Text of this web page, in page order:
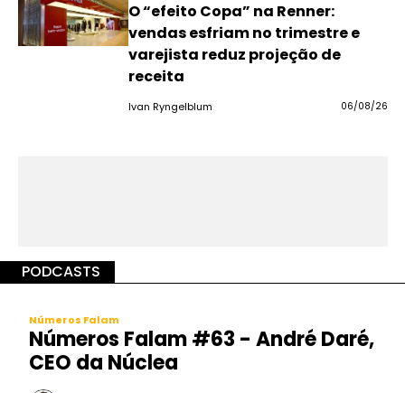
O “efeito Copa” na Renner:
vendas esfriam no trimestre e
varejista reduz projeção de
receita
Ivan Ryngelblum 06/08/26
PODCASTS
Números Falam
Números Falam #63 - André Daré,
CEO da Núclea